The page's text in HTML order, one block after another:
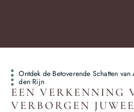
Ontdek de Betoverende Schatten van
den Rijn
EEN VERKENNING
VERBORGEN